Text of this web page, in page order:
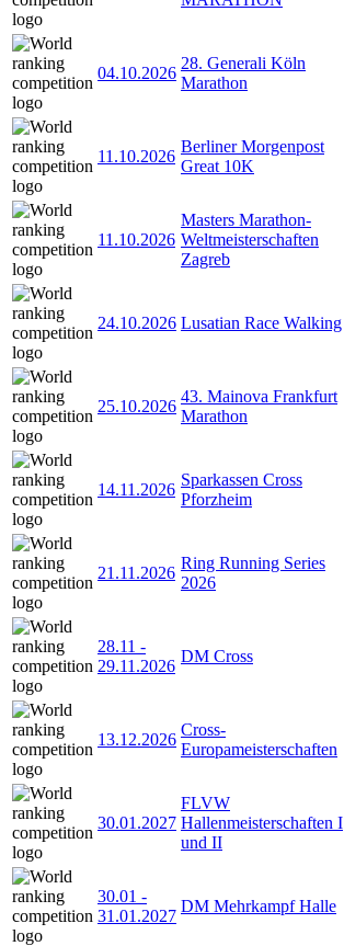
04.10.2026
28. Generali Köln
Marathon
11.10.2026
Berliner Morgenpost
Great 10K
11.10.2026
Masters Marathon-
Weltmeisterschaften
Zagreb
24.10.2026 Lusatian Race Walking
25.10.2026
43. Mainova Frankfurt
Marathon
14.11.2026
Sparkassen Cross
Pforzheim
21.11.2026
Ring Running Series
2026
28.11 -
29.11.2026
DM Cross
13.12.2026
Cross-
Europameisterschaften
30.01.2027
FLVW
Hallenmeisterschaften I
und II
30.01 -
31.01.2027
DM Mehrkampf Halle